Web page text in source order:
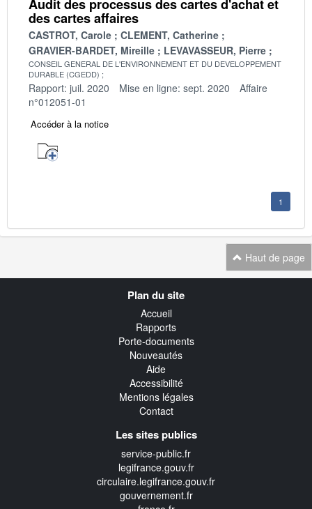
Audit des processus des cartes d'achat et
des cartes affaires
CASTROT, Carole
CLEMENT, Catherine
GRAVIER-BARDET, Mireille
LEVAVASSEUR, Pierre
CONSEIL GENERAL DE L'ENVIRONNEMENT ET DU DEVELOPPEMENT
DURABLE (CGEDD)
Rapport: juil. 2020 Mise en ligne: sept. 2020
Affaire
n°012051-01
Accéder à la notice
1
Haut de page
Plan du site
Accueil
Rapports
Porte-documents
Nouveautés
Aide
Accessibilité
Mentions légales
Contact
Les sites publics
service-public.fr
legifrance.gouv.fr
circulaire.legifrance.gouv.fr
gouvernement.fr